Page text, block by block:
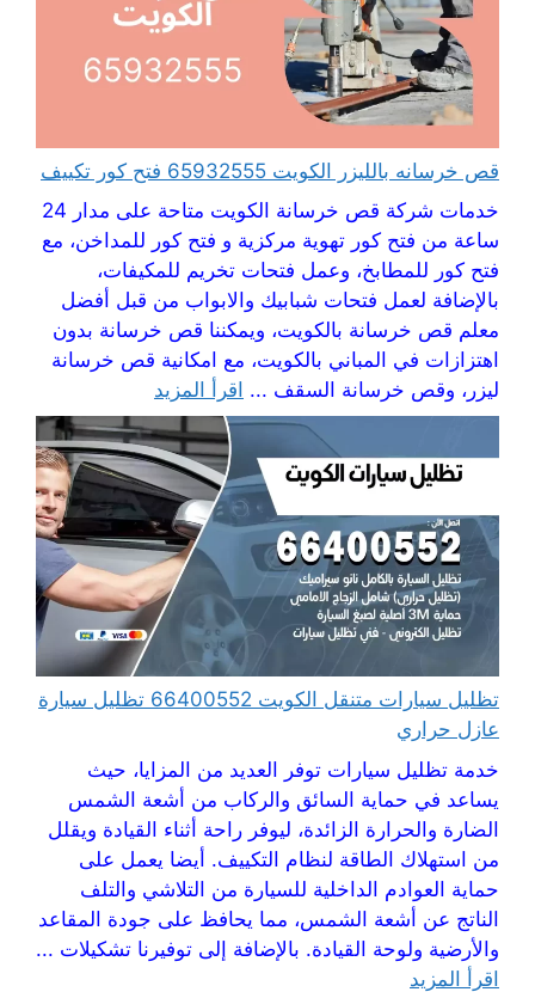
قص خرسانه بالليزر الكويت 65932555 فتح كور تكييف
خدمات شركة قص خرسانة الكويت متاحة على مدار 24
ساعة من فتح كور تهوية مركزية و فتح كور للمداخن، مع
فتح كور للمطابخ، وعمل فتحات تخريم للمكيفات،
بالإضافة لعمل فتحات شبابيك والابواب من قبل أفضل
معلم قص خرسانة بالكويت، ويمكننا قص خرسانة بدون
اهتزازات في المباني بالكويت، مع امكانية قص خرسانة
ليزر، وقص خرسانة السقف ... اقرأ المزيد
تظليل سيارات متنقل الكويت 66400552 تظليل سيارة
عازل حراري
خدمة تظليل سيارات توفر العديد من المزايا، حيث
يساعد في حماية السائق والركاب من أشعة الشمس
الضارة والحرارة الزائدة، ليوفر راحة أثناء القيادة ويقلل
من استهلاك الطاقة لنظام التكييف. أيضا يعمل على
حماية العوادم الداخلية للسيارة من التلاشي والتلف
الناتج عن أشعة الشمس، مما يحافظ على جودة المقاعد
والأرضية ولوحة القيادة. بالإضافة إلى توفيرنا تشكيلات ...
اقرأ المزيد